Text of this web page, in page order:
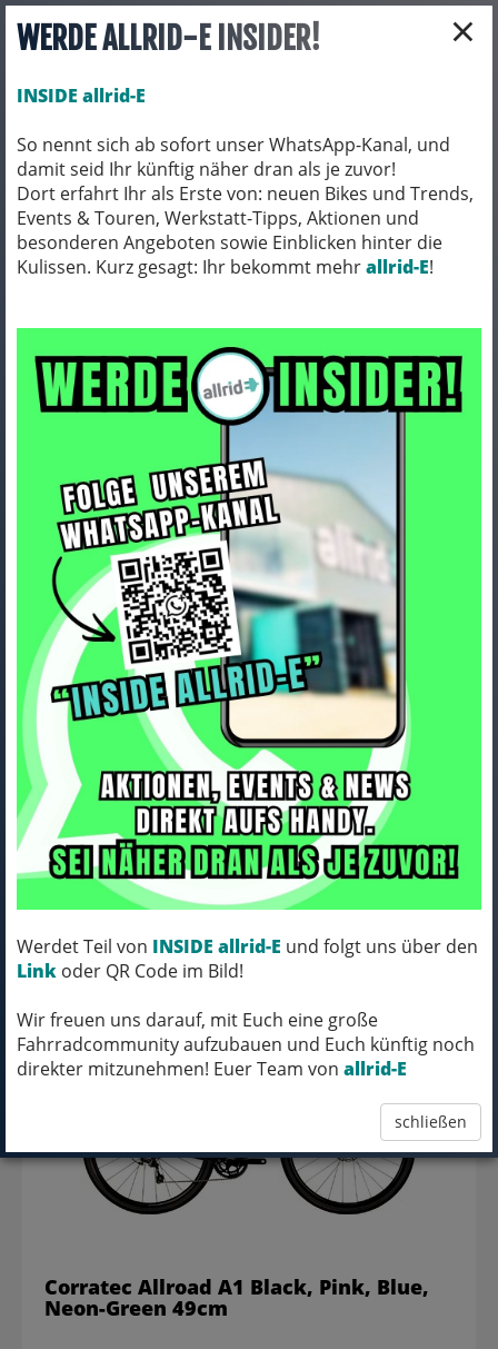
×
WERDE ALLRID-E INSIDER!
INSIDE allrid-E
So nennt sich ab sofort unser WhatsApp-Kanal, und
damit seid Ihr künftig näher dran als je zuvor!
Dort erfahrt Ihr als Erste von: neuen Bikes und Trends,
Events & Touren, Werkstatt-Tipps, Aktionen und
besonderen Angeboten sowie Einblicken hinter die
Kulissen. Kurz gesagt: Ihr bekommt mehrallrid-E!
Werdet Teil von INSIDE allrid-E und folgt uns über den
Link oder QR Code im Bild!
Wir freuen uns darauf, mit Euch eine große
Fahrradcommunity aufzubauen und Euch künftig noch
direkter mitzunehmen! Euer Team von allrid-E
schließen
Toggle navigation
ARTIKEL FILTERN
1.999,00 EUR
Weitere Varianten
Corratec Allroad A EQ Silver, Petrol
58cm
Corratec Allroad A1 Black, Pink, Blue,
Neon-Green 49cm